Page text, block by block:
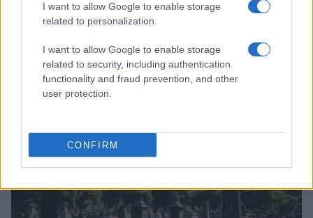
I want to allow Google to enable storage
related to personalization.
I want to allow Google to enable storage
related to security, including authentication
functionality and fraud prevention, and other
user protection.
CONFIRM
Rétablir la Sécurité Après un Cambriolage : Solutions Rapides
et Efficaces de La Clé du 16 à Paris
Infos Rédaction · 12 Déc 2024